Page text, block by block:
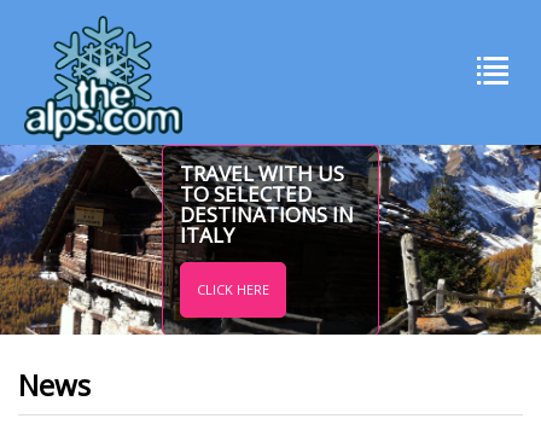
TRAVEL WITH US
TO SELECTED
DESTINATIONS IN
ITALY
CLICK HERE
News